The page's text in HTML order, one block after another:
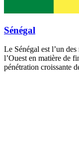
Sénégal
Le Sénégal est l’un
l’Ouest en matière de
pénétration croissante